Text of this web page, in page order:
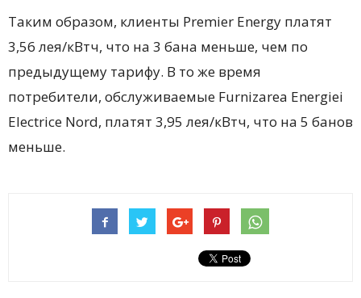
Таким образом, клиенты Premier Energy платят
3,56 лея/кВтч, что на 3 бана меньше, чем по
предыдущему тарифу. В то же время
потребители, обслуживаемые Furnizarea Energiei
Electrice Nord, платят 3,95 лея/кВтч, что на 5 банов
меньше.